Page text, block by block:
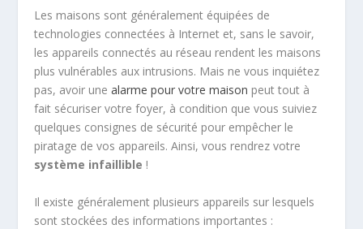
Les maisons sont généralement équipées de
technologies connectées à Internet et, sans le savoir,
les appareils connectés au réseau rendent les maisons
plus vulnérables aux intrusions. Mais ne vous inquiétez
pas, avoir unealarme pour votre maison peut tout à
fait sécuriser votre foyer, à condition que vous suiviez
quelques consignes de sécurité pour empêcher le
piratage de vos appareils. Ainsi, vous rendrez votre
système infaillible !
Il existe généralement plusieurs appareils sur lesquels
sont stockées des informations importantes :